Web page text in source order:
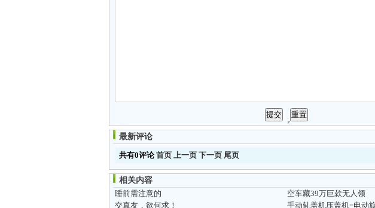
最新评论
共有0评论首页 上一页 下一页 尾页
相关内容
睡前需注意的
空车藏39万巨款无人领
交真友，欲何求！
手动轧盖机压盖机=电动